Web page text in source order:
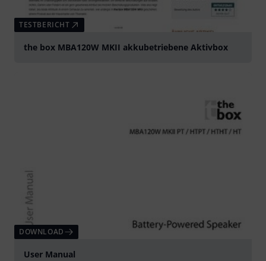
TESTBERICHT
the box MBA120W MKII akkubetriebene Aktivbox
DOWNLOAD
User Manual